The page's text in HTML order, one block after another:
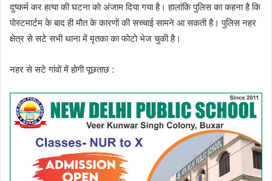
दुष्कर्म कर हत्या की घटना काे अंजाम दिया गया है। हालांकि पुलिस का कहना है कि
पाेस्टमार्टम के बाद ही माैत के कारणाें की सच्चाई सामने आ सकती है। पुलिस नहर
क्षेत्र से सटे सभी थाना में मृतका का फाेटाे भेज चुकी है।
नहर से सटे गांवाें में हाेगी पूछताछ :